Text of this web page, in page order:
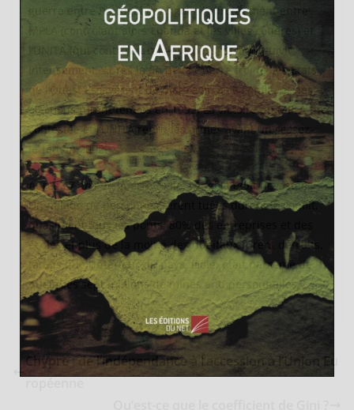
guerre entre Portugal et Angola, l’affrontement entre
MPLA (contrôlant alors Luanda et les villes côtières) et
l’UNITA (qui contrôlait l’arrière-pays) se poursuivit
intensément. Après la fin de laGuerre froide, les Etats
de l’Ouest essayèrent de mettre fin à ce conflit, et des
élections furent tenues en 1992. La victoire du MPLA fut
contestée et l’UNITA reprit les armes avant un cessez-
le-feu en 2002.
Après 27 ans de guerre civile, l’Angola était dévastée.
Un million de personnes furent tuées durant le conflit,
quasiment tous les ponts, 80% des entreprises et des
écoles et plus de la moitié des hôpitaux furent détruits,
tandis que l’intérieur du pays, isole, était parsemé de
quelques sept millions de mines anti personnelles.
Chypre : de l’indépendance à l’accession à l’Union Eu